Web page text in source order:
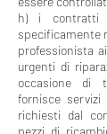
h) i contratti
specificamente
professionista
urgenti di
occasione di
fornisce
richiesti dal
pezzi di